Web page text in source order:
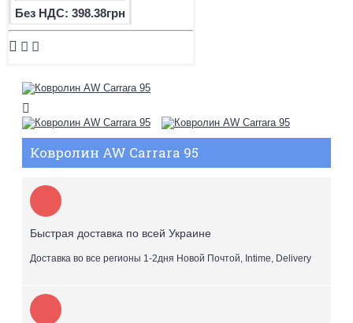
Без НДС: 398.38грн
Ковролин AW Carrara 95
Быстрая доставка по всей Украине
Доставка во все регионы 1-2дня Новой Почтой, Intime, Delivery